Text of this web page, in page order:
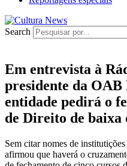
Search
Em entrevista à
presidente da
entidade pedirá o
de Direito de baixa
Sem citar nomes de
afirmou que haverá o